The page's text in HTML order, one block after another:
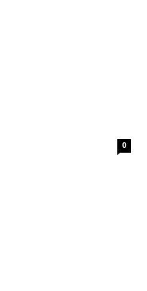
0